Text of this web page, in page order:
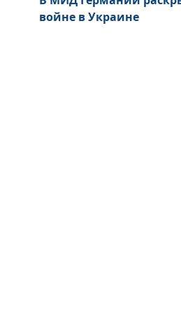
войне в Украине